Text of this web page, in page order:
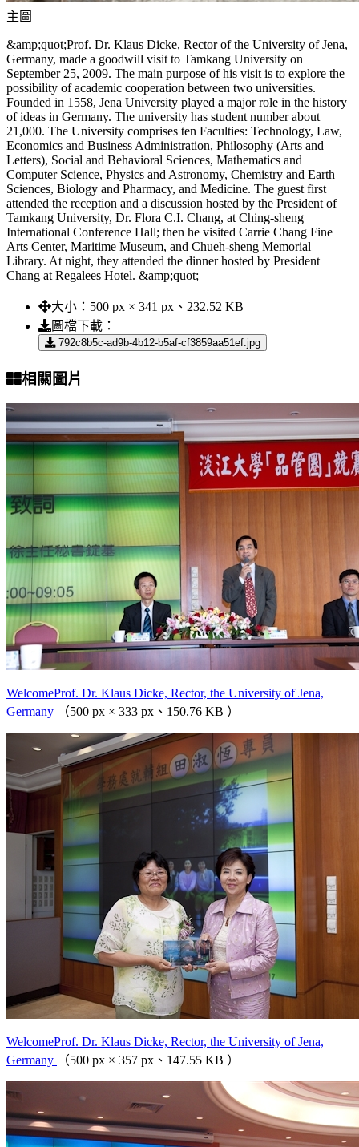
主圖
&amp;quot;Prof. Dr. Klaus Dicke, Rector of the University of Jena,
Germany, made a goodwill visit to Tamkang University on
September 25, 2009. The main purpose of his visit is to explore the
possibility of academic cooperation between two universities.
Founded in 1558, Jena University played a major role in the history
of ideas in Germany. The university has student number about
21,000. The University comprises ten Faculties: Technology, Law,
Economics and Business Administration, Philosophy (Arts and
Letters), Social and Behavioral Sciences, Mathematics and
Computer Science, Physics and Astronomy, Chemistry and Earth
Sciences, Biology and Pharmacy, and Medicine. The guest first
attended the reception and a discussion hosted by the President of
Tamkang University, Dr. Flora C.I. Chang, at Ching-sheng
International Conference Hall; then he visited Carrie Chang Fine
Arts Center, Maritime Museum, and Chueh-sheng Memorial
Library. At night, they attended the dinner hosted by President
Chang at Regalees Hotel. &amp;quot;
大小： 500 px × 341 px、232.52 KB
圖檔下載：
792c8b5c-ad9b-4b12-b5af-cf3859aa51ef.jpg
相關圖片
WelcomeProf. Dr. Klaus Dicke, Rector, the University of Jena,
Germany
（500 px × 333 px、150.76 KB ）
WelcomeProf. Dr. Klaus Dicke, Rector, the University of Jena,
Germany
（500 px × 357 px、147.55 KB ）